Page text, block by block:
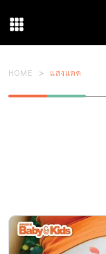
HOME แสงแดด